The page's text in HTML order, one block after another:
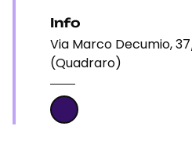
Info
Via Marco Decumio,
(Quadraro)